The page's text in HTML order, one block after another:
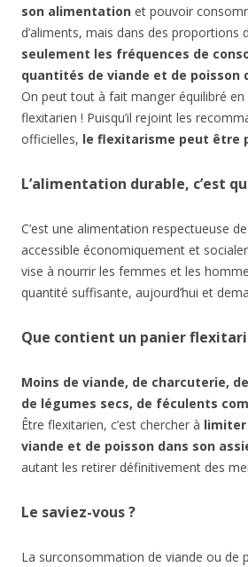
son alimentation et pouvoir
d’aliments, mais dans des proportions
seulement les fréquences de
quantités de viande et de poisson
On peut tout à fait manger équilibré
flexitarien ! Puisqu’il rejoint les
officielles, le flexitarisme peut être
L’alimentation durable, c’est
C’est une alimentation respectueuse
accessible économiquement et
vise à nourrir les femmes et les
quantité suffisante, aujourd’hui et
Que contient un panier
Moins de viande, de charcuterie,
de légumes secs, de féculents
Être flexitarien, c’est chercher à
viande et de poisson dans son
autant les retirer définitivement des
Le saviez-vous ?
La surconsommation de viande ou de